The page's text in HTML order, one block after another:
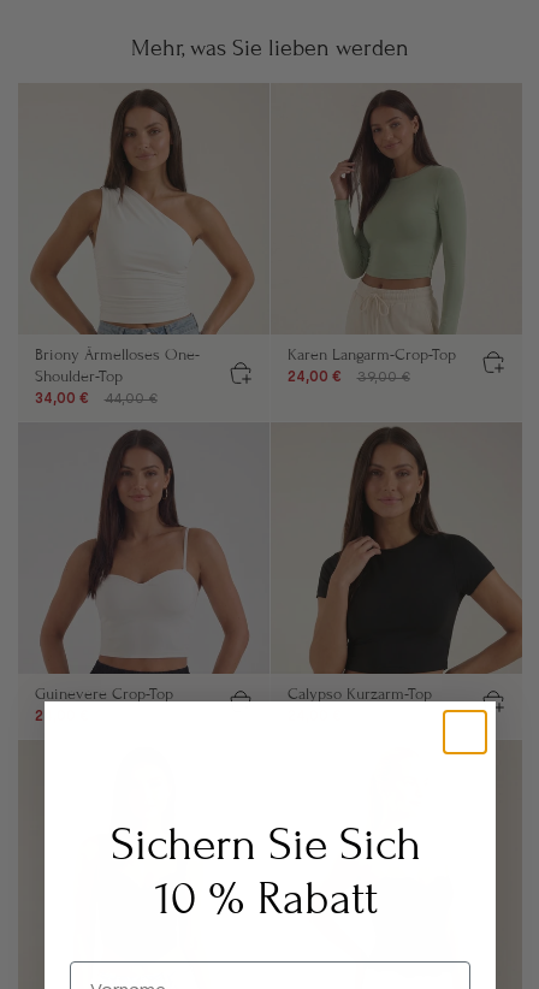
Mehr, was Sie lieben werden
Briony Ärmelloses One-
Shoulder-Top
34,00 € 44,00 €
Karen Langarm-Crop-Top
24,00 € 39,00 €
Guinevere Crop-Top
24,00 €
Calypso Kurzarm-Top
Sichern Sie Sich
10 % Rabatt